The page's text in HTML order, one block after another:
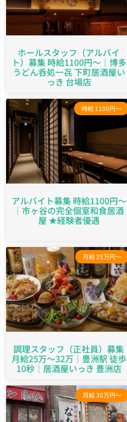
ホールスタッフ（アルバイ
ト）募集 時給1100円～｜博多
うどん呑処一㐂 下町居酒屋い
っき 台場店
時給 1100円～
アルバイト募集 時給1100円〜
｜市ヶ谷の完全個室和食居酒
屋 ★経験者優遇
月給 25万円～
調理スタッフ（正社員）募集
月給25万～32万｜豊洲駅 徒歩
10秒｜居酒屋いっき 豊洲店
月給 30万円～